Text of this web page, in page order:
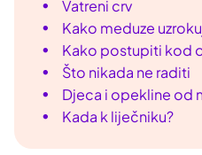
Vatreni crv
Kako meduze
Kako postupiti kod
Što nikada ne raditi
Djeca i opekline od
Kada k liječniku?